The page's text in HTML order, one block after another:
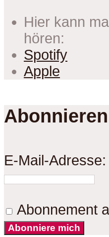
Hier kann
hören:
Spotify
Apple
Abonnieren
E-Mail-Adresse:
Abonnement
Abonniere mich